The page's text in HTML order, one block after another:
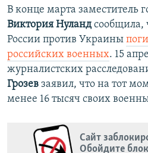
В конце марта заместитель
Виктория Нуландсообщила,
России против Украины
российских военных. 15
журналистских
Грозев заявил, что на тот
менее 16 тысяч своих
Сайт
Обойдите